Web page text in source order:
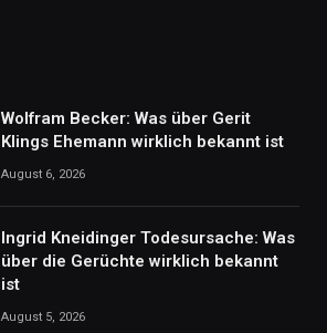
Wolfram Becker: Was über Gerit
Klings Ehemann wirklich bekannt ist
August 6, 2026
Ingrid Kneidinger Todesursache: Was
über die Gerüchte wirklich bekannt
ist
August 5, 2026